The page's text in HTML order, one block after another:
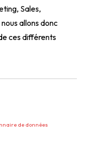
Sales,
allons donc
ces différents
de données